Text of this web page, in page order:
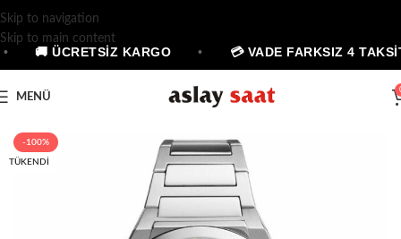
Skip to navigation
Skip to main content
🚚 ÜCRETSİZ KARGO 💳 VADE FARKSIZ 4 TAKSİT
MENÜ
-100%
TÜKENDI